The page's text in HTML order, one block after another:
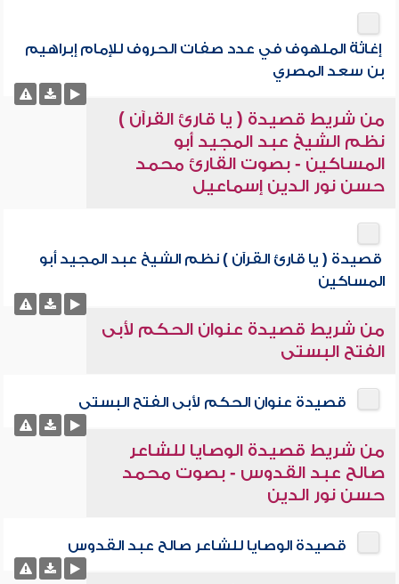
إغاثة الملهوف في عدد صفات الحروف للإمام إبراهيم
بن سعد المصري
من شريط قصيدة ( يا قارئ القرآن )
نظم الشيخ عبد المجيد أبو
المساكين - بصوت القارئ محمد
حسن نور الدين إسماعيل
قصيدة ( يا قارئ القرآن ) نظم الشيخ عبد المجيد أبو
المساكين
من شريط قصيدة عنوان الحكم لأبى
الفتح البستى
قصيدة عنوان الحكم لأبى الفتح البستى
من شريط قصيدة الوصايا للشاعر
صالح عبد القدوس - بصوت محمد
حسن نور الدين
قصيدة الوصايا للشاعر صالح عبد القدوس